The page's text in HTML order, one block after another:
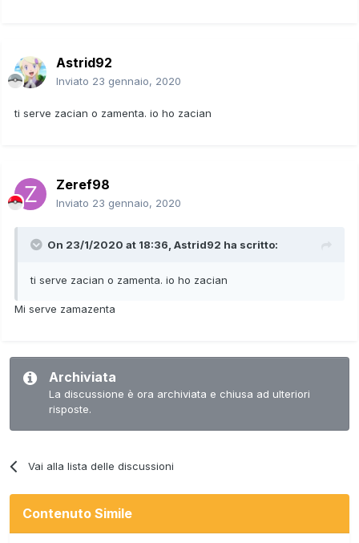
Astrid92
Inviato 23 gennaio, 2020
ti serve zacian o zamenta. io ho zacian
Zeref98
Inviato 23 gennaio, 2020
On 23/1/2020 at 18:36, Astrid92 ha scritto:
ti serve zacian o zamenta. io ho zacian
Mi serve zamazenta
Archiviata
La discussione è ora archiviata e chiusa ad ulteriori
risposte.
Vai alla lista delle discussioni
Contenuto Simile